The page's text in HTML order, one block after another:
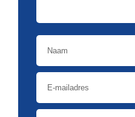
Exterieur
schuif-/kanteldak
Lichtmetalen velgen 20"